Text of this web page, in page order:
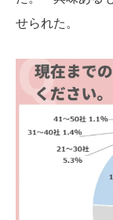
せられた。